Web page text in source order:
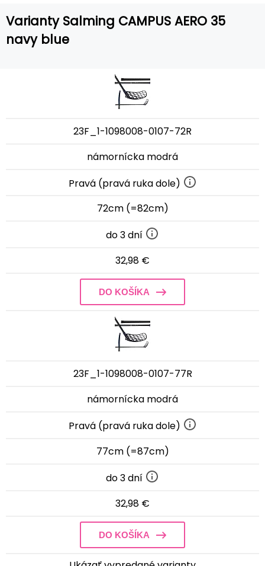
Varianty Salming CAMPUS AERO 35
navy blue
23F_1-1098008-0107-72R
námornícka modrá
Pravá (pravá ruka dole)
72cm (=82cm)
do 3 dní
32,98 €
DO KOŠÍKA
23F_1-1098008-0107-77R
námornícka modrá
Pravá (pravá ruka dole)
77cm (=87cm)
do 3 dní
32,98 €
DO KOŠÍKA